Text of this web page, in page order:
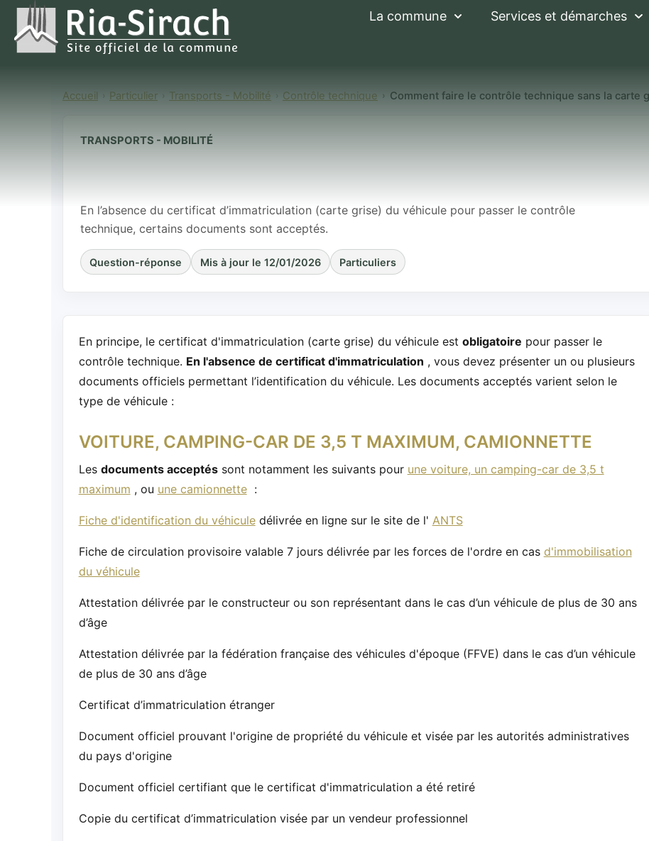
La commune Services et démarches
Accueil Particulier Transports - Mobilité Contrôle technique Comment faire le contrôle technique sans la carte
TRANSPORTS - MOBILITÉ
Comment faire le contrôle
carte grise du véhicule ?
En l’absence du certificat d’immatriculation (carte grise) du véhicule pour passer le contrôle
technique, certains documents sont acceptés.
Question-réponse Mis à jour le 12/01/2026 Particuliers
En principe, le certificat d'immatriculation (carte grise) du véhicule est obligatoire pour passer le
contrôle technique. En l'absence de certificat d'immatriculation , vous devez présenter un ou plusieurs
documents officiels permettant l’identification du véhicule. Les documents acceptés varient selon le
type de véhicule :
VOITURE, CAMPING-CAR DE 3,5 T MAXIMUM, CAMIONNETTE
Les documents acceptéssont notamment les suivants pour une voiture, un camping-car de 3,5 t
maximum , ou une camionnette:
Fiche d'identification du véhiculedélivrée en ligne sur le site de l' ANTS
Fiche de circulation provisoire valable 7 jours délivrée par les forces de l'ordre en cas d'immobilisation
du véhicule
Attestation délivrée par le constructeur ou son représentant dans le cas d’un véhicule de plus de 30 ans
d’âge
Attestation délivrée par la fédération française des véhicules d'époque (FFVE) dans le cas d’un véhicule
de plus de 30 ans d’âge
Certificat d’immatriculation étranger
Document officiel prouvant l'origine de propriété du véhicule et visée par les autorités administratives
du pays d'origine
Document officiel certifiant que le certificat d'immatriculation a été retiré
Copie du certificat d’immatriculation visée par un vendeur professionnel